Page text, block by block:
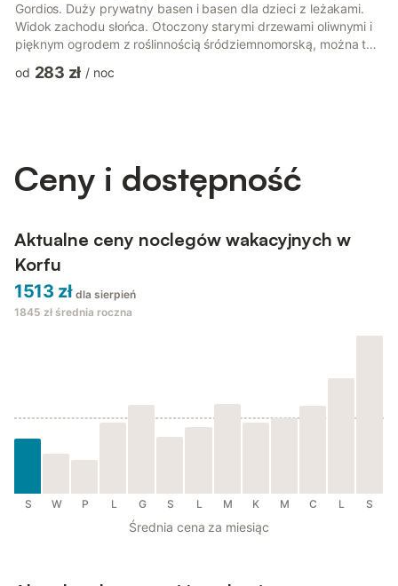
Gordios. Duży prywatny basen i basen dla dzieci z leżakami.
Widok zachodu słońca. Otoczony starymi drzewami oliwnymi i
pięknym ogrodem z roślinnością śródziemnomorską, można tu
słychać i widać z łóżka. Lokalizacja: Do plaży ok. 150 m,
od 283 zł / noc
Ceny i dostępność
Aktualne ceny noclegów wakacyjnych w
Korfu
1513 zł dla sierpień
1845 zł średnia roczna
S W P L G S L M K M C L S
Średnia cena za miesiąc